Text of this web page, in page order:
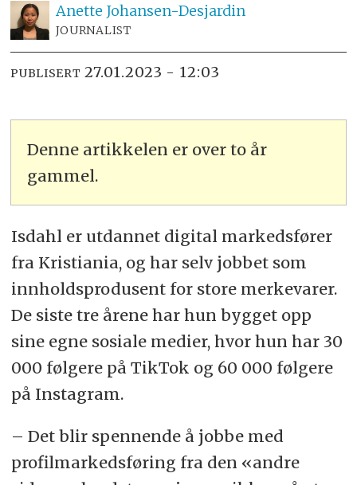
Anette Johansen-Desjardin
JOURNALIST
PUBLISERT 27.01.2023 - 12:03
Denne artikkelen er over to år
gammel.
Isdahl er utdannet digital markedsfører
fra Kristiania, og har selv jobbet som
innholdsprodusent for store merkevarer.
De siste tre årene har hun bygget opp
sine egne sosiale medier, hvor hun har 30
000 følgere på TikTok og 60 000 følgere
på Instagram.
– Det blir spennende å jobbe med
profilmarkedsføring fra den «andre